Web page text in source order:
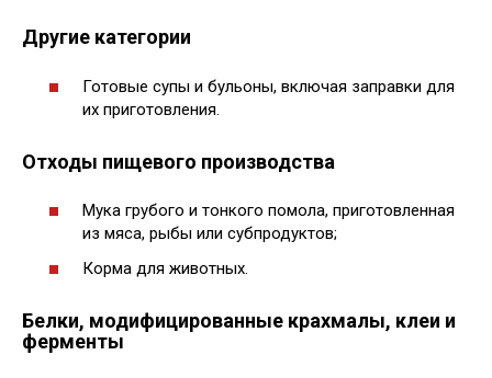
Другие категории
Готовые супы и бульоны, включая заправки для
их приготовления.
Отходы пищевого производства
Мука грубого и тонкого помола, приготовленная
из мяса, рыбы или субпродуктов;
Корма для животных.
Белки, модифицированные крахмалы, клеи и
ферменты